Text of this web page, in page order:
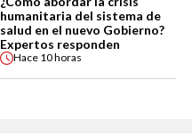
humanitaria del sistema de
salud en el nuevo Gobierno?
Expertos responden
Hace 10 horas